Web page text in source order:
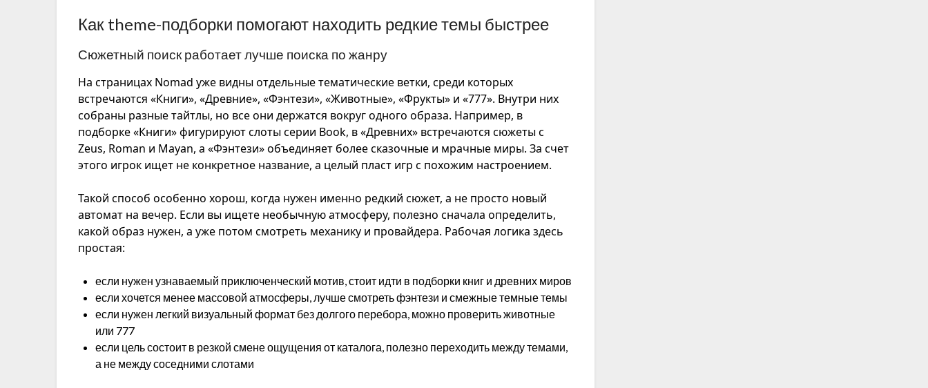
Как theme-подборки помогают находить редкие темы быстрее
Сюжетный поиск работает лучше поиска по жанру
На страницах Nomad уже видны отдельные тематические ветки, среди которых
встречаются «Книги», «Древние», «Фэнтези», «Животные», «Фрукты» и «777». Внутри них
собраны разные тайтлы, но все они держатся вокруг одного образа. Например, в
подборке «Книги» фигурируют слоты серии Book, в «Древних» встречаются сюжеты с
Zeus, Roman и Mayan, а «Фэнтези» объединяет более сказочные и мрачные миры. За счет
этого игрок ищет не конкретное название, а целый пласт игр с похожим настроением.
Такой способ особенно хорош, когда нужен именно редкий сюжет, а не просто новый
автомат на вечер. Если вы ищете необычную атмосферу, полезно сначала определить,
какой образ нужен, а уже потом смотреть механику и провайдера. Рабочая логика здесь
простая:
если нужен узнаваемый приключенческий мотив, стоит идти в подборки книг и древних миров
если хочется менее массовой атмосферы, лучше смотреть фэнтези и смежные темные темы
если нужен легкий визуальный формат без долгого перебора, можно проверить животные
или 777
если цель состоит в резкой смене ощущения от каталога, полезно переходить между темами,
а не между соседними слотами